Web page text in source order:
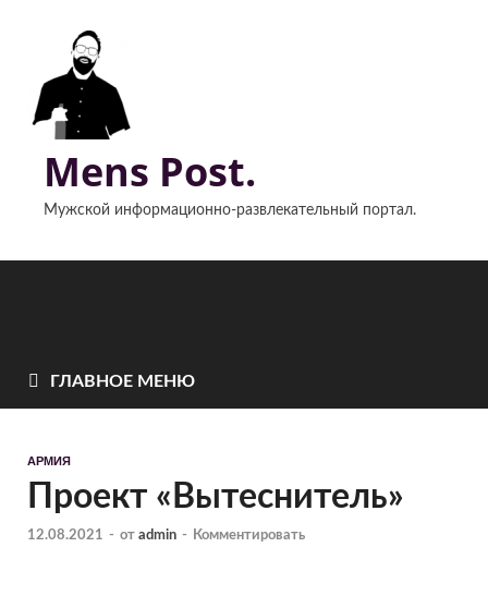
Mens Post.
Мужской информационно-развлекательный портал.
ГЛАВНОЕ МЕНЮ
АРМИЯ
Проект «Вытеснитель»
12.08.2021 - от admin - Комментировать